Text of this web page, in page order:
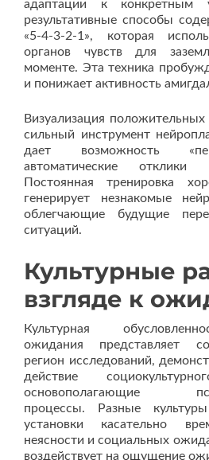
адаптации к конкретным
результативные способы
«5-4-3-2-1», которая
органов чувств для
моменте. Эта техника
и понижает активность
Визуализация положительных
сильный инструмент
дает возможность
автоматические отклики
Постоянная тренировка
генерирует незнакомые
облегчающие будущие
ситуаций.
Культурные
взгляде к
Культурная
ожидания представляет
регион исследований,
действие
основополагающие
процессы. Разные
установки касательно
неясности и социальных
воздействует на ощущение